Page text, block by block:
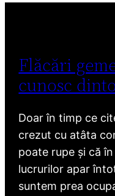
Flăcări
cunosc
Doar în timp ce
crezut cu atâta
poate rupe și că
lucrurilor apar
suntem prea